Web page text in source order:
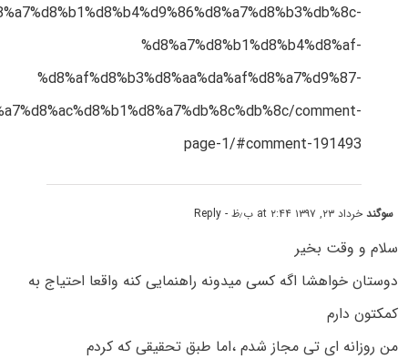
%d8%a7%d8%b1%d8%b4%d8%af-
%d8%af%d8%b3%d8%aa%da%af%d8%a7%d9%87-
comment-
page-1/#comment-191493
سوگندخرداد ۲۳, ۱۳۹۷ at ۲:۴۴ ب٫ظ - Reply
سلام و وقت بخیر
دوستان خواهشا اگه کسی میدونه راهنمایی کنه واقعا احتیاج به
کمکتون دارم
من روزانه ای تی مجاز شدم ،اما طبق تحقیقی که کردم